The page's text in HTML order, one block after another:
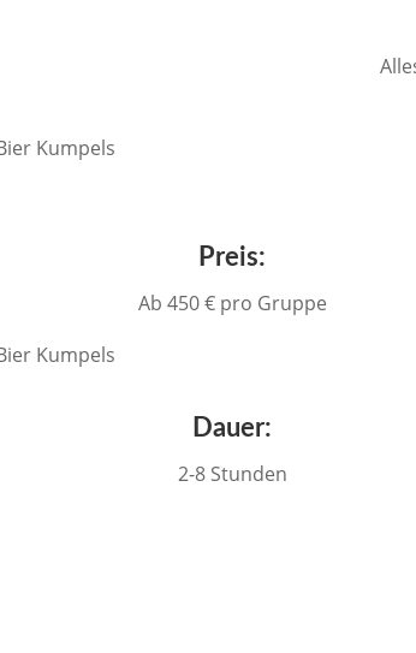
Preis:
Ab 450 € pro Gruppe
Dauer:
2-8 Stunden